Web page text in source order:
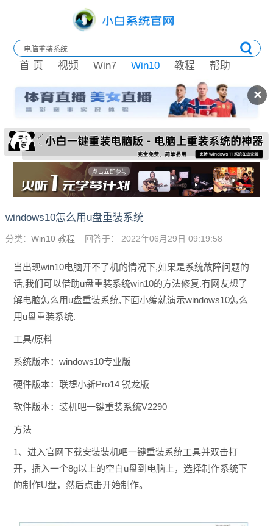
✕
首 页 视频 Win7 Win10 教程 帮助
windows10怎么用u盘重装系统
分类： Win10 教程 回答于： 2022年06月29日 09:19:58
当出现win10电脑开不了机的情况下,如果是系统故障问题的
话,我们可以借助u盘重装系统win10的方法修复.有网友想了
解电脑怎么用u盘重装系统,下面小编就演示windows10怎么
用u盘重装系统.
工具/原料
系统版本：windows10专业版
硬件版本：联想小新Pro14 锐龙版
软件版本：装机吧一键重装系统V2290
方法
1、进入官网下载安装装机吧一键重装系统工具并双击打
开，插入一个8g以上的空白u盘到电脑上，选择制作系统下
的制作U盘，然后点击开始制作。